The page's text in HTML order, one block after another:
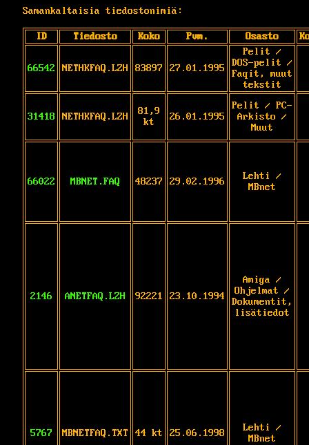
Samankaltaisia tiedostonimiä:
ID Tiedosto Koko Pvm. Osasto
66542 NETHKFAQ.LZH 83897 27.01.1995
Pelit /
DOS-pelit /
Faqit, muut
tekstit
31418 NETHKFAQ.LZH
81,9
kt
26.01.1995
Pelit / PC-
Arkisto /
Muut
66022 MBNET.FAQ 48237 29.02.1996
Lehti /
MBnet
2146 ANETFAQ.LZH 92221 23.10.1994
Amiga /
Ohjelmat /
Dokumentit,
lisätiedot
5767 MBNETFAQ.TXT 44 kt 25.06.1998
Lehti /
MBnet